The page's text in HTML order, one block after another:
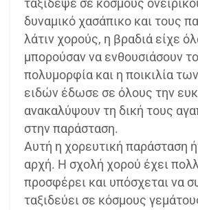
ταξίδεψε σε κόσμους
δυναμικό χασάπικο και τους
λάτιν χορούς, η βραδιά είχε
μπορούσαν να ενθουσιάσουν
πολυμορφία και η ποικιλία
ειδών έδωσε σε όλους την
ανακαλύψουν τη δική τους
στην παράσταση.
Αυτή η χορευτική παράσταση
αρχή. Η σχολή χορού έχει
προσφέρει και υπόσχεται να
ταξιδεύει σε κόσμους